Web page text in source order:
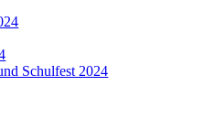
Schulfest 2024